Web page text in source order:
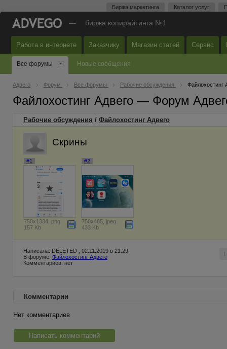
Биржа маркетинга Каталог услуг
— биржа копирайтинга №1
Работа в интернете Заказчику Магазин статей Сервис
Все форумы Новые сообщения
Адвего Форум Все форумы Рабочие обсуждения Файлохостинг
Файлохостинг Адвего — Форум
Рабочие обсуждения / Файлохостинг Адвего
Скрины
#1
750x1334, png
157 Kb
#2
750x485, jpeg
433 Kb
Написала: DELETED , 02.11.2019 в 21:29
В форуме: Файлохостинг Адвего
Комментариев: нет
Комментарии
Нет комментариев
Написать комментарий